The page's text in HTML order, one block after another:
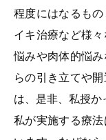
程度にはなるも
イキ治療など様
悩みや肉体的悩
らの引き立てや
は、是非、私授か
私が実施する療